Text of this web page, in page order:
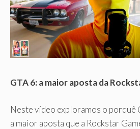
GTA 6: a maior aposta da
Neste vídeo exploramos o porquê
a maior aposta que a Rockstar